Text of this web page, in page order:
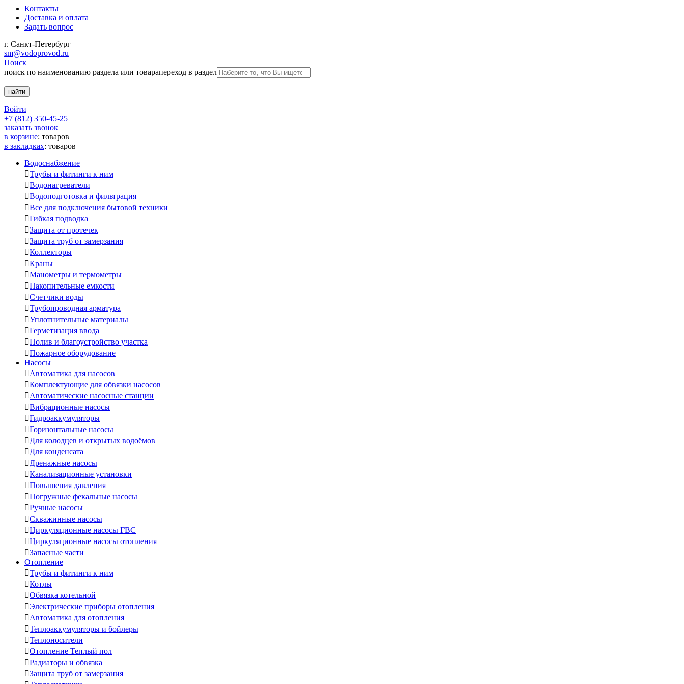
Контакты
Доставка и оплата
Задать вопрос
г. Санкт-Петербург
sm@vodoprovod.ru
Поиск
поиск по наименованию раздела или товарапереход в раздел
Войти
+7 (812) 350-45-25
заказать звонок
в корзине: товаров
в закладках: товаров
Водоснабжение
Трубы и фитинги к ним
Водонагреватели
Водоподготовка и фильтрация
Все для подключения бытовой техники
Гибкая подводка
Защита от протечек
Защита труб от замерзания
Коллекторы
Краны
Манометры и термометры
Накопительные емкости
Счетчики воды
Трубопроводная арматура
Уплотнительные материалы
Герметизация ввода
Полив и благоустройство участка
Пожарное оборудование
Насосы
Автоматика для насосов
Комплектующие для обвязки насосов
Автоматические насосные станции
Вибрационные насосы
Гидроаккумуляторы
Горизонтальные насосы
Для колодцев и открытых водоёмов
Для конденсата
Дренажные насосы
Канализационные установки
Повышения давления
Погружные фекальные насосы
Ручные насосы
Скважинные насосы
Циркуляционные насосы ГВС
Циркуляционные насосы отопления
Запасные части
Отопление
Трубы и фитинги к ним
Котлы
Обвязка котельной
Электрические приборы отопления
Автоматика для отопления
Теплоаккумуляторы и бойлеры
Теплоносители
Отопление Теплый пол
Радиаторы и обвязка
Защита труб от замерзания